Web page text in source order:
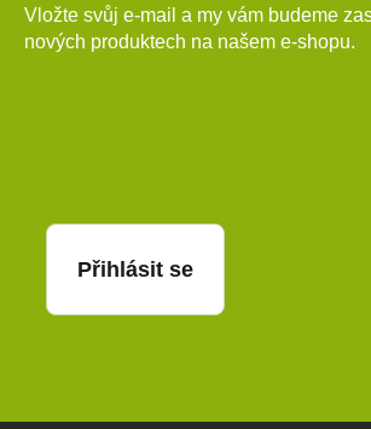
Vložte svůj e-mail a my vám budeme
nových produktech na našem e-shopu.
Přihlásit se